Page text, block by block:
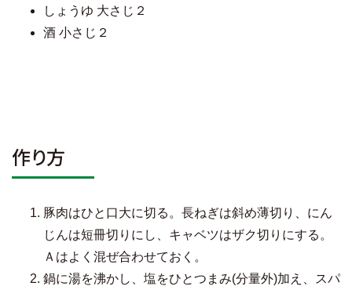
しょうゆ 大さじ２
酒 小さじ２
作り方
豚肉はひと口大に切る。長ねぎは斜め薄切り、にん
じんは短冊切りにし、キャベツはザク切りにする。
Ａはよく混ぜ合わせておく。
鍋に湯を沸かし、塩をひとつまみ(分量外)加え、スパ